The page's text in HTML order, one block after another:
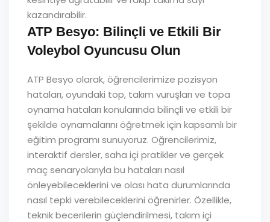
kazandırabilir.
ATP Besyo: Bilinçli ve Etkili Bir
Voleybol Oyuncusu Olun
ATP Besyo olarak, öğrencilerimize pozisyon
hataları, oyundaki top, takım vuruşları ve topa
oynama hataları konularında bilinçli ve etkili bir
şekilde oynamalarını öğretmek için kapsamlı bir
eğitim programı sunuyoruz. Öğrencilerimiz,
interaktif dersler, saha içi pratikler ve gerçek
maç senaryolarıyla bu hataları nasıl
önleyebileceklerini ve olası hata durumlarında
nasıl tepki verebileceklerini öğrenirler. Özellikle,
teknik becerilerin güçlendirilmesi, takım içi